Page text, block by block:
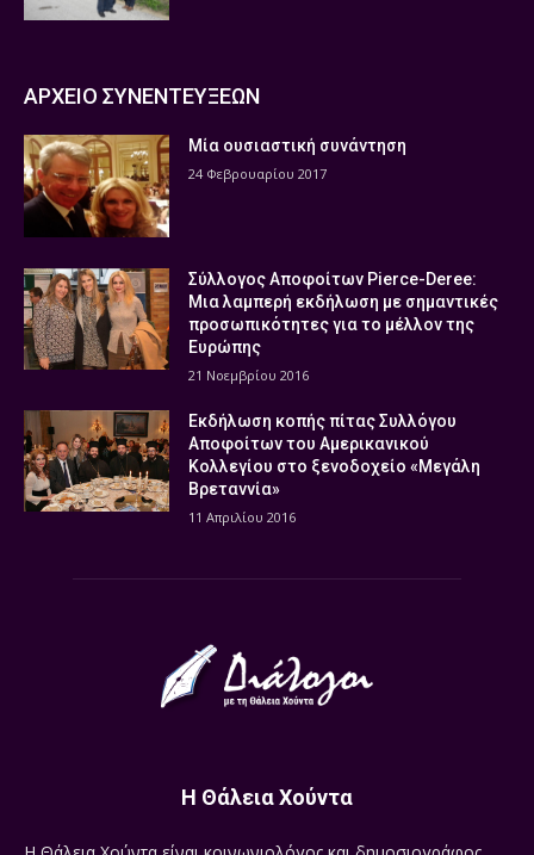
ΑΡΧΕΙΟ ΣΥΝΕΝΤΕΥΞΕΩΝ
Μία ουσιαστική συνάντηση
24 Φεβρουαρίου 2017
Σύλλογος Αποφοίτων Pierce-Deree:
Μια λαμπερή εκδήλωση με σημαντικές
προσωπικότητες για το μέλλον της
Ευρώπης
21 Νοεμβρίου 2016
Εκδήλωση κοπής πίτας Συλλόγου
Αποφοίτων του Αμερικανικού
Κολλεγίου στο ξενοδοχείο «Μεγάλη
Βρεταννία»
11 Απριλίου 2016
Η Θάλεια Χούντα